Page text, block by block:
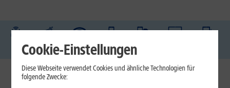
Cookie-Einstellungen
Diese Webseite verwendet Cookies und ähnliche Technologien für
folgende Zwecke: